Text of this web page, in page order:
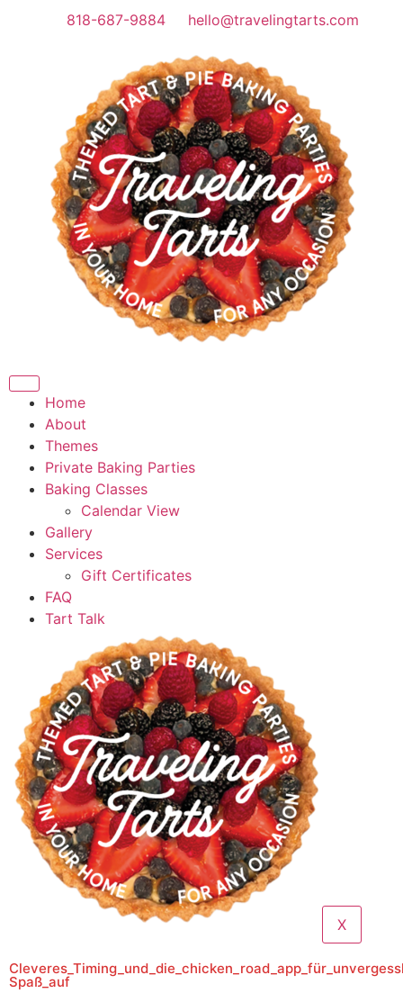
818-687-9884 hello@travelingtarts.com
Home
About
Themes
Private Baking Parties
Baking Classes
Calendar View
Gallery
Services
Gift Certificates
FAQ
Tart Talk
X
Spaß_auf